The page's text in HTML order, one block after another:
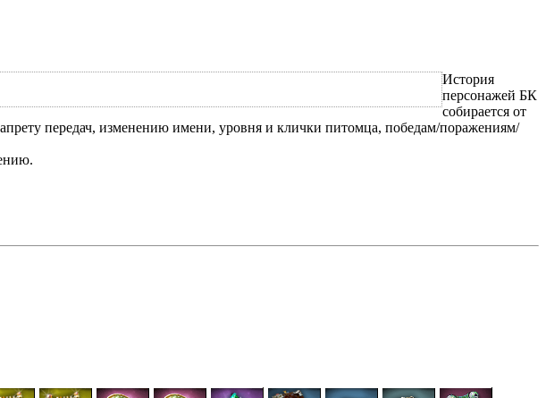
История
персонажей БК
собирается от
передач, изменению имени, уровня и клички питомца, победам/поражениям/